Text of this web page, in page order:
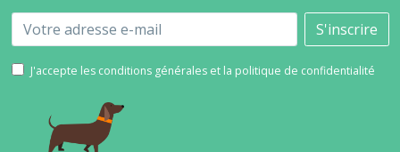
Email S'inscrire
J'accepte les conditions générales et la politique de confidentialité